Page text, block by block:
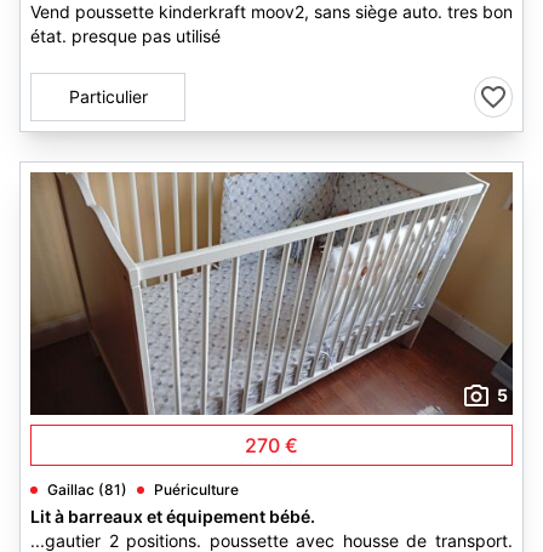
Vend poussette kinderkraft moov2, sans siège auto. tres bon
état. presque pas utilisé
Particulier
5
270 €
Gaillac (81) Puériculture
Lit à barreaux et équipement bébé.
...gautier 2 positions. poussette avec housse de transport.